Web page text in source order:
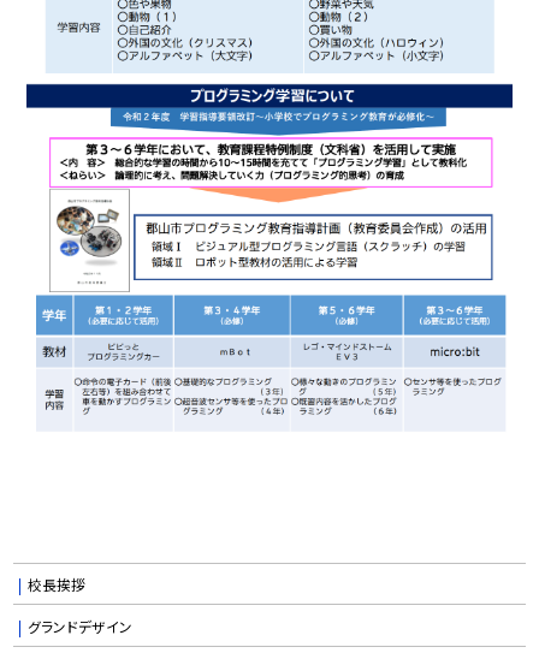
校長挨拶
グランドデザイン